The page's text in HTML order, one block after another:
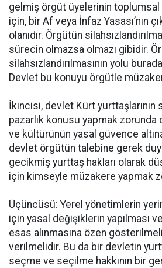
gelmiş örgüt üyelerinin toplumsal
için, bir Af veya İnfaz Yasası’nın
olanıdır. Örgütün
sürecin olmazsa olmazı gibidir.
silahsızlandırılmasının yolu
Devlet bu konuyu örgütle
İkincisi, devlet Kürt yurttaşlarının
pazarlık konusu yapmak zorunda
ve kültürünün yasal güvence
devlet örgütün talebine gerek
gecikmiş yurttaş hakları olarak
için kimseyle müzakere yapmak
Üçüncüsü: Yerel yönetimlerin
için yasal değişiklerin yapılması
esas alınmasına özen
verilmelidir. Bu da bir devletin
seçme ve seçilme hakkının bir